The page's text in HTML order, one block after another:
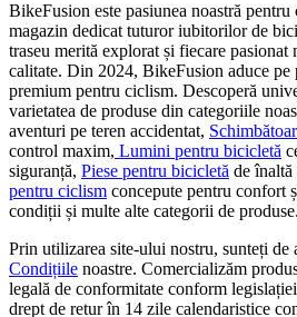
BikeFusion este pasiunea noastră
magazin dedicat tuturor iubitorilor de
traseu merită explorat și fiecare pasionat
calitate. Din 2024, BikeFusion aduce pe
premium pentru ciclism. Descoperă
varietatea de produse din categoriile
aventuri pe teren accidentat,
control maxim, Lumini pentru bicicletă
siguranță, Piese pentru bicicletă de înaltă
pentru ciclism concepute pentru confort
condiții și multe alte categorii de produse.
Prin utilizarea site-ului nostru, sunteți de
Condițiile noastre. Comercializăm
legală de conformitate conform
drept de retur în 14 zile calendaristice